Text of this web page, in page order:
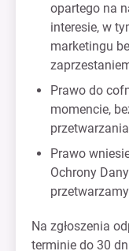
opartego na
interesie, w
marketingu
Prawo do
momencie,
Prawo
Ochrony
Na zgłoszenia
terminie do 30